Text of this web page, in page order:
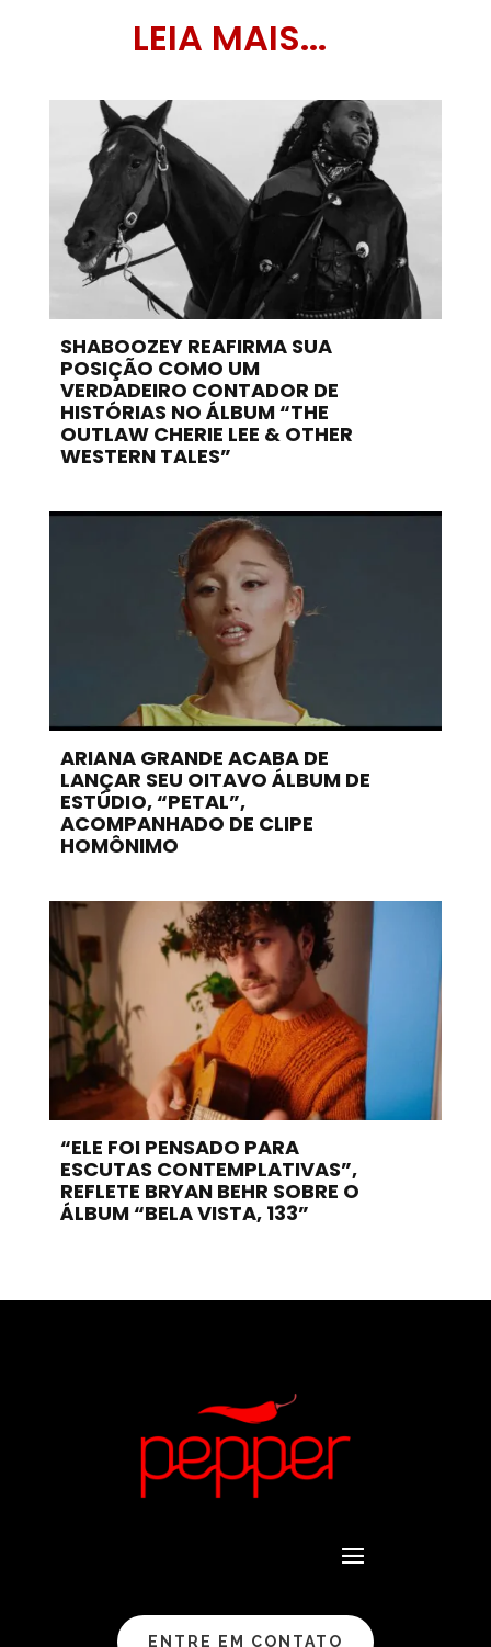
LEIA MAIS...
SHABOOZEY REAFIRMA SUA
POSIÇÃO COMO UM
VERDADEIRO CONTADOR DE
HISTÓRIAS NO ÁLBUM “THE
OUTLAW CHERIE LEE & OTHER
WESTERN TALES”
ARIANA GRANDE ACABA DE
LANÇAR SEU OITAVO ÁLBUM DE
ESTÚDIO, “PETAL”,
ACOMPANHADO DE CLIPE
HOMÔNIMO
“ELE FOI PENSADO PARA
ESCUTAS CONTEMPLATIVAS”,
REFLETE BRYAN BEHR SOBRE O
ÁLBUM “BELA VISTA, 133”
ENTRE EM CONTATO